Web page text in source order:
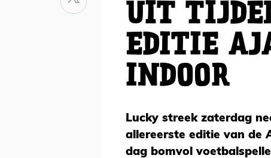
UIT
EDITIE
INDOOR
Lucky streek zaterdag
allereerste editie van de
dag bomvol